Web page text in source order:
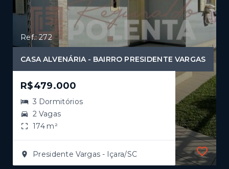
Ref.: 272
CASA ALVENÁRIA - BAIRRO PRESIDENTE VARGAS
R$479.000
3 Dormitórios
2 Vagas
174 m²
Presidente Vargas - Içara/SC